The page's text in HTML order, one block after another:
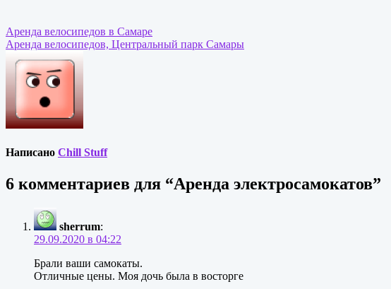
Навигация
по
записям
Аренда велосипедов в Самаре
Аренда велосипедов, Центральный парк Самары
Написано Chill Stuff
6 комментариев для “Аренда электросамокатов”
sherrum:
29.09.2020 в 04:22
Брали ваши самокаты.
Отличные цены. Моя дочь была в восторге